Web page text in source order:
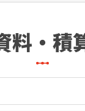
料・積